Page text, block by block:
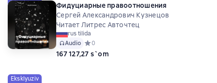
Фидуциарные правоотношения
Сергей Александрович Кузнецов
Читает Литрес Авточтец
rus tilida
Audio Средний рейтинг 0 на основе 0 оценок
0
167 127,27 s`om
Eksklyuziv